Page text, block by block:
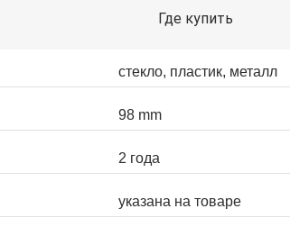
Где купить
стекло, пластик, металл
98 mm
2 года
указана на товаре